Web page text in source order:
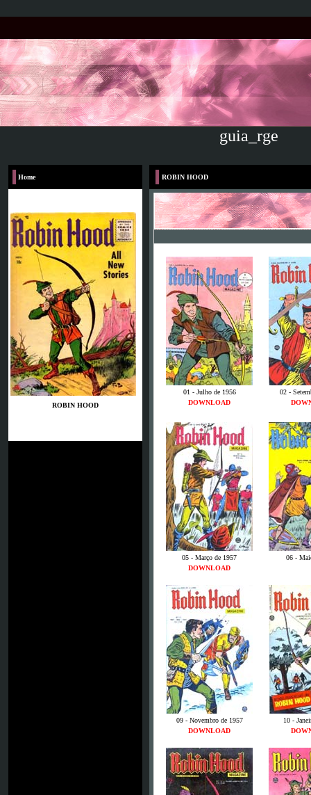
guia_rge
Home
ROBIN HOOD
ROBIN HOOD
01 - Julho de 1956
02 -
DOWNLOAD
05 - Março de 1957
06 -
DOWNLOAD
09 - Novembro de 1957
10 -
DOWNLOAD